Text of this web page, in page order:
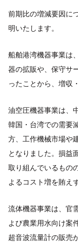
前期比の増減要因に
明いたします。
船舶港湾機器事業は
器の拡販や、保守サ
ったことから、増収
油空圧機器事業は、
韓国・台湾での需要
方、工作機械市場や
となりました。損益
取り組んでいるもの
よるコスト増を賄え
流体機器事業は、官
よび農業用水向け案
超音波流量計の販売